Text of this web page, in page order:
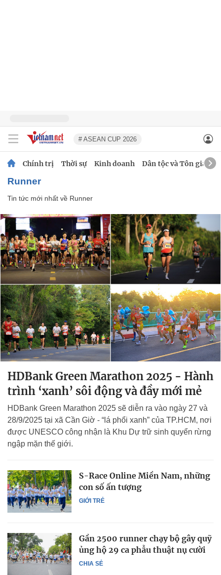
# ASEAN CUP 2026
Chính trị Thời sự Kinh doanh Dân tộc và Tôn giáo
Runner
Tin tức mới nhất về Runner
HDBank Green Marathon 2025 - Hành
trình ‘xanh’ sôi động và đầy mới mẻ
HDBank Green Marathon 2025 sẽ diễn ra vào ngày 27 và
28/9/2025 tại xã Cần Giờ - “lá phổi xanh” của TP.HCM, nơi
được UNESCO công nhận là Khu Dự trữ sinh quyển rừng
ngập mặn thế giới.
GIỚI TRẺ
S-Race Online Miền Nam, những
con số ấn tượng
CHIA SẺ
Gần 2500 runner chạy bộ gây quỹ
ủng hộ 29 ca phẫu thuật nụ cười